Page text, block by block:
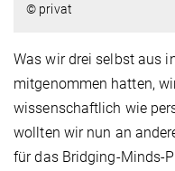
© privat
Was wir drei selbst aus
mitgenommen hatten,
wissenschaftlich wie
wollten wir nun an
für das Bridging-Minds-